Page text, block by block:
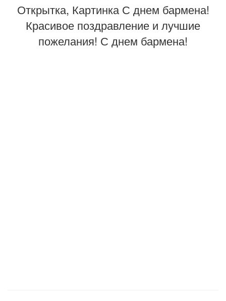
Открытка, Картинка С днем бармена!
Красивое поздравление и лучшие
пожелания! С днем бармена!